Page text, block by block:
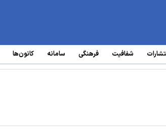
شفافیت فرهنگی سامانه‌ کانون‌ها